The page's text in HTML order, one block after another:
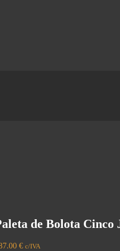
de Bolota Cinco
€ c/IVA